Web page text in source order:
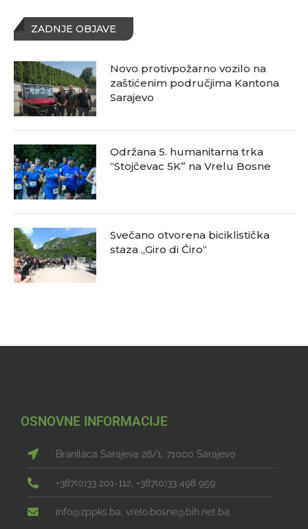
ZADNJE OBJAVE
Novo protivpožarno vozilo na
zaštićenim područjima Kantona
Sarajevo
Održana 5. humanitarna trka
“Stojčevac 5K” na Vrelu Bosne
Svečano otvorena biciklistička
staza „Giro di Ćiro“
OSNOVNE INFORMACIJE
Branilaca Sarajeva 28/1, 71000 Sarajevo
+387(0)33 201-112, +387(0)33 498 959
info@zppks.ba, vrelo.bosne@bih.net.ba.